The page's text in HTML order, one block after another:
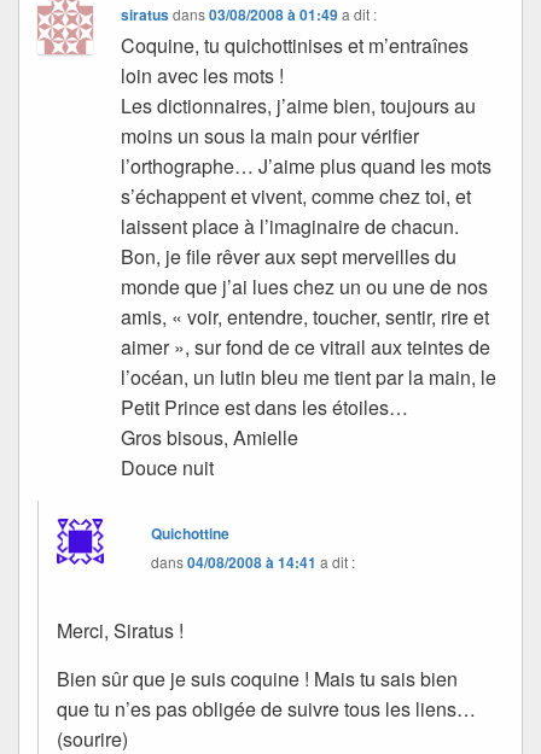
siratusdans03/08/2008 à 01:49 a dit :
Coquine, tu quichottinises et m’entraînes
loin avec les mots !
Les dictionnaires, j’aime bien, toujours au
moins un sous la main pour vérifier
l’orthographe… J’aime plus quand les mots
s’échappent et vivent, comme chez toi, et
laissent place à l’imaginaire de chacun.
Bon, je file rêver aux sept merveilles du
monde que j’ai lues chez un ou une de nos
amis, « voir, entendre, toucher, sentir, rire et
aimer », sur fond de ce vitrail aux teintes de
l’océan, un lutin bleu me tient par la main, le
Petit Prince est dans les étoiles…
Gros bisous, Amielle
Douce nuit
Quichottine
dans04/08/2008 à 14:41 a dit :
Merci, Siratus !
Bien sûr que je suis coquine ! Mais tu sais bien
que tu n’es pas obligée de suivre tous les liens…
(sourire)